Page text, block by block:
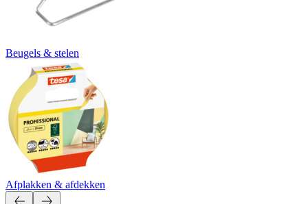
Beugels & stelen
Afplakken & afdekken